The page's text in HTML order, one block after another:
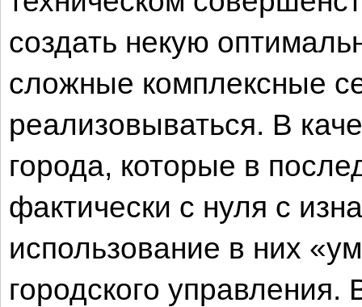
создать некую
сложные комплексные
реализовываться. В
города, которые в
фактически с нуля с
использование в них
городского